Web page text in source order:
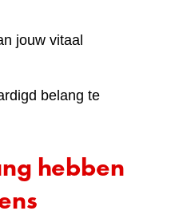
jouw vitaal
belang te
hebben